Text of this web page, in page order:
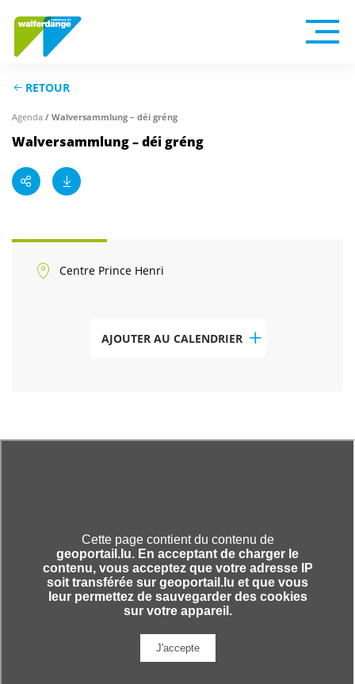
RETOUR
Agenda / Walversammlung – déi gréng
Walversammlung – déi gréng
Centre Prince Henri
AJOUTER AU CALENDRIER